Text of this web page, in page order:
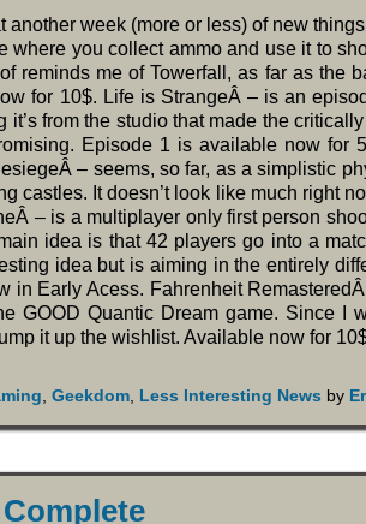
another week (more or less) of new
where you collect ammo and use it to
reminds me of Towerfall, as far as the
for 10$. Life is StrangeÂ – is an
it’s from the studio that made the
Episode 1 is available now for
– seems, so far, as a simplistic
castles. It doesn’t look like much right
– is a multiplayer only first person
idea is that 42 players go into a
idea but is aiming in the entirely
in Early Acess. Fahrenheit
GOOD Quantic Dream game. Since I
it up the wishlist. Available now for
,Geekdom Less Interesting News by